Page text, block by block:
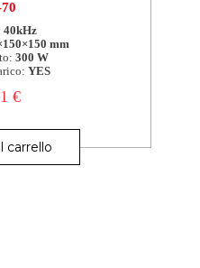
40kHz
mm
300 W
YES
€
carrello